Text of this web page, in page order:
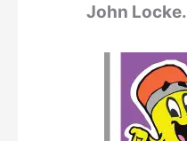
John Locke.